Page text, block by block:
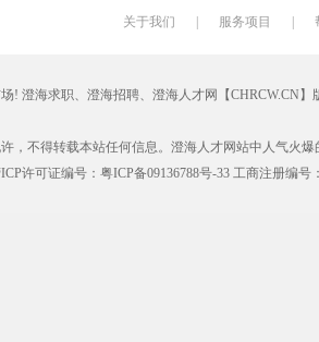
关于我们 服务项目
! 澄海求职、澄海招聘、澄海人才网【CHRCW.CN
，不得转载本站任何信息。澄海人才网站中人气火
许可证编号：粤ICP备09136788号-33 工商注册编号